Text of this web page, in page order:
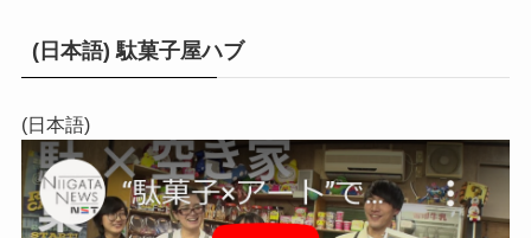
(日本語) 駄菓子屋ハブ
(日本語)